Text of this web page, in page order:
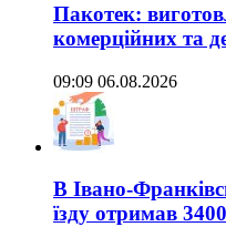
Пакотек:
комерційних та
09:09 06.08.2026
В Івано-
їзду отримав